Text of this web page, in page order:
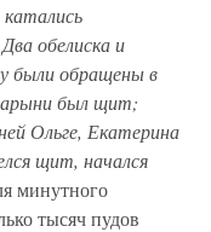
обелиска и
были обращены в
был щит;
Ольге, Екатерина
щит, начался
минутного
тысяч пудов